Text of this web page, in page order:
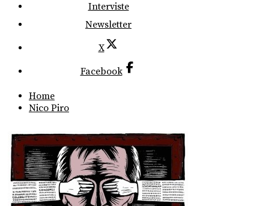
Interviste
Newsletter
X
Facebook
Home
Nico Piro